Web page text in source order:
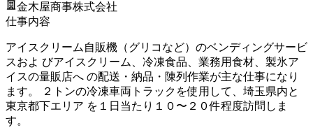
金木屋商事株式会社
仕事内容
アイスクリーム自販機（グリコなど）のベンディングサービ
スおよ びアイスクリーム、冷凍食品、業務用食材、製氷ア
イスの量販店へ の配送・納品・陳列作業が主な仕事になり
ます。 ２トンの冷凍車両トラックを使用して、埼玉県内と
東京都下エリア を１日当たり１０〜２０件程度訪問しま
す。